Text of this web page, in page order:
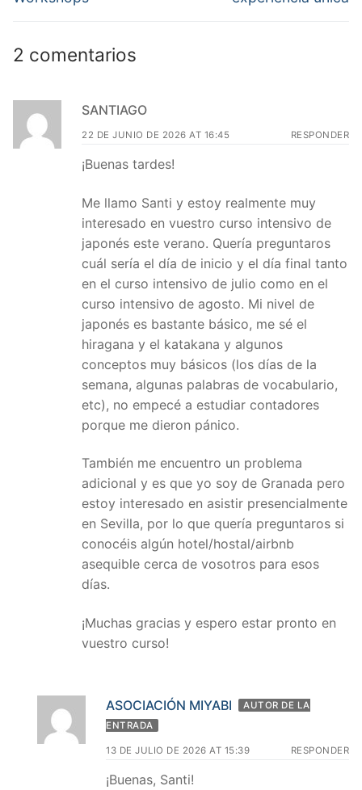
2 comentarios
SANTIAGO
22 DE JUNIO DE 2026 AT 16:45 RESPONDER
¡Buenas tardes!
Me llamo Santi y estoy realmente muy
interesado en vuestro curso intensivo de
japonés este verano. Quería preguntaros
cuál sería el día de inicio y el día final tanto
en el curso intensivo de julio como en el
curso intensivo de agosto. Mi nivel de
japonés es bastante básico, me sé el
hiragana y el katakana y algunos
conceptos muy básicos (los días de la
semana, algunas palabras de vocabulario,
etc), no empecé a estudiar contadores
porque me dieron pánico.
También me encuentro un problema
adicional y es que yo soy de Granada pero
estoy interesado en asistir presencialmente
en Sevilla, por lo que quería preguntaros si
conocéis algún hotel/hostal/airbnb
asequible cerca de vosotros para esos
días.
¡Muchas gracias y espero estar pronto en
vuestro curso!
ASOCIACIÓN MIYABI
AUTOR DE LA
ENTRADA
13 DE JULIO DE 2026 AT 15:39 RESPONDER
¡Buenas, Santi!